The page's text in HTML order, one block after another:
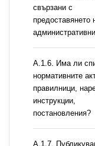
свързани с
предоставянето
А.1.6. Има ли
нормативните
правилници,
инструкции,
постановления?
А.1.7.